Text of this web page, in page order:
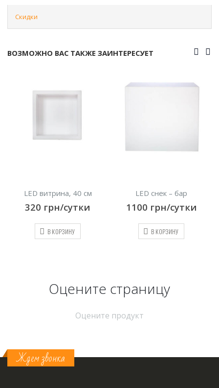
Скидки
ВОЗМОЖНО ВАС ТАКЖЕ ЗАИНТЕРЕСУЕТ
LED витрина, 40 см
320 грн/сутки
В КОРЗИНУ
LED снек – бар
1100 грн/сутки
В КОРЗИНУ
Оцените страницу
Оцените продукт
Ждем звонка